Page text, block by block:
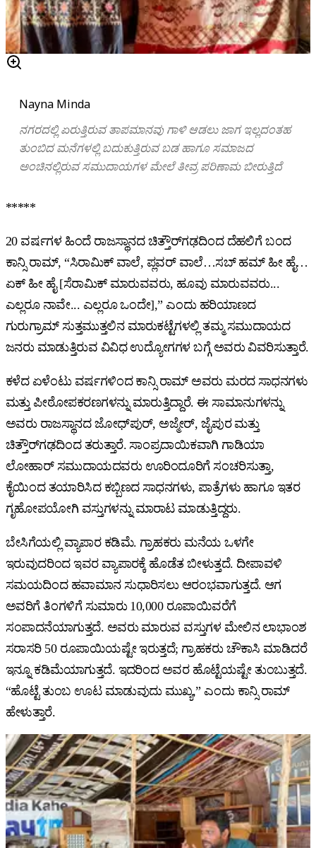
Nayna Minda
ನಗರದಲ್ಲಿ ಏರುತ್ತಿರುವ ತಾಪಮಾನವು ಗಾಳಿ ಆಡಲು ಜಾಗ ಇಲ್ಲದಂತಹ
ತುಂಬಿದ ಮನೆಗಳಲ್ಲಿ ಬದುಕುತ್ತಿರುವ ಬಡ ಹಾಗೂ ಸಮಾಜದ
ಅಂಚಿನಲ್ಲಿರುವ ಸಮುದಾಯಗಳ ಮೇಲೆ ತೀವ್ರ ಪರಿಣಾಮ ಬೀರುತ್ತಿದೆ
*****
20 ವರ್ಷಗಳ ಹಿಂದೆ ರಾಜಸ್ಥಾನದ ಚಿತ್ತೌರ್‌ಗಢದಿಂದ ದೆಹಲಿಗೆ ಬಂದ
ಕಾನ್ಸಿ ರಾಮ್, “ಸಿರಾಮಿಕ್‌ ವಾಲೆ, ಪ್ಲವರ್‌ ವಾಲೆ…ಸಬ್‌ ಹಮ್‌ ಹೀ ಹೈ…
ಏಕ್‌ ಹೀ ಹೈ [ಸೆರಾಮಿಕ್‌ ಮಾರುವವರು, ಹೂವು ಮಾರುವವರು...
ಎಲ್ಲರೂ ನಾವೇ... ಎಲ್ಲರೂ ಒಂದೇ],” ಎಂದು ಹರಿಯಾಣದ
ಗುರುಗ್ರಾಮ್‌ ಸುತ್ತಮುತ್ತಲಿನ ಮಾರುಕಟ್ಟೆಗಳಲ್ಲಿ ತಮ್ಮ ಸಮುದಾಯದ
ಜನರು ಮಾಡುತ್ತಿರುವ ವಿವಿಧ ಉದ್ಯೋಗಗಳ ಬಗ್ಗೆ ಅವರು ವಿವರಿಸುತ್ತಾರೆ.
ಕಳೆದ ಏಳೆಂಟು ವರ್ಷಗಳಿಂದ ಕಾನ್ಸಿ ರಾಮ್ ಅವರು ಮರದ ಸಾಧನಗಳು
ಮತ್ತು ಪೀಠೋಪಕರಣಗಳನ್ನು ಮಾರುತ್ತಿದ್ದಾರೆ. ಈ ಸಾಮಾನುಗಳನ್ನು
ಅವರು ರಾಜಸ್ಥಾನದ ಜೋಧ್‌ಪುರ್, ಅಜ್ಮೇರ್, ಜೈಪುರ ಮತ್ತು
ಚಿತ್ತೌರ್‌ಗಢದಿಂದ ತರುತ್ತಾರೆ. ಸಾಂಪ್ರದಾಯಿಕವಾಗಿ ಗಾಡಿಯಾ
ಲೋಹಾರ್ ಸಮುದಾಯದವರು ಊರಿಂದೂರಿಗೆ ಸಂಚರಿಸುತ್ತಾ,
ಕೈಯಿಂದ ತಯಾರಿಸಿದ ಕಬ್ಬಿಣದ ಸಾಧನಗಳು, ಪಾತ್ರೆಗಳು ಹಾಗೂ ಇತರ
ಗೃಹೋಪಯೋಗಿ ವಸ್ತುಗಳನ್ನು ಮಾರಾಟ ಮಾಡುತ್ತಿದ್ದರು.
ಬೇಸಿಗೆಯಲ್ಲಿ ವ್ಯಾಪಾರ ಕಡಿಮೆ. ಗ್ರಾಹಕರು ಮನೆಯ ಒಳಗೇ
ಇರುವುದರಿಂದ ಇವರ ವ್ಯಾಪಾರಕ್ಕೆ ಹೊಡೆತ ಬೀಳುತ್ತದೆ. ದೀಪಾವಳಿ
ಸಮಯದಿಂದ ಹವಾಮಾನ ಸುಧಾರಿಸಲು ಆರಂಭವಾಗುತ್ತದೆ. ಆಗ
ಅವರಿಗೆ ತಿಂಗಳಿಗೆ ಸುಮಾರು 10,000 ರೂಪಾಯಿವರೆಗೆ
ಸಂಪಾದನೆಯಾಗುತ್ತದೆ. ಅವರು ಮಾರುವ ವಸ್ತುಗಳ ಮೇಲಿನ ಲಾಭಾಂಶ
ಸರಾಸರಿ 50 ರೂಪಾಯಿಯಷ್ಟೇ ಇರುತ್ತದೆ; ಗ್ರಾಹಕರು ಚೌಕಾಸಿ ಮಾಡಿದರೆ
ಇನ್ನೂ ಕಡಿಮೆಯಾಗುತ್ತದೆ. ಇದರಿಂದ ಅವರ ಹೊಟ್ಟೆಯಷ್ಟೇ ತುಂಬುತ್ತದೆ.
“ಹೊಟ್ಟೆ ತುಂಬ ಊಟ ಮಾಡುವುದು ಮುಖ್ಯ,” ಎಂದು ಕಾನ್ಸಿ ರಾಮ್
ಹೇಳುತ್ತಾರೆ.